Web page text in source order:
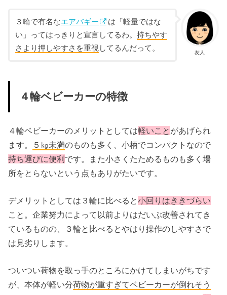
友人
３輪で有名なエアバギー
は「軽量ではな
い」ってはっきりと宣言してるわ。 持ちやす
さより押しやすさを重視してるんだって。
４輪ベビーカーの特徴
４輪ベビーカーのメリットとしては軽いこと があげられ
ます。
５ ㎏未満のものも多く、小柄でコンパクトなので
持ち運びに便利です。また小さくたためるものも多く場
所をとらないという点もありがたいです。
デメリットとしては３輪に比べると小回りはききづらい
こと。企業努力によって以前よりはだいぶ改善されてき
ているものの、３輪と比べるとやはり操作のしやすさで
は見劣りします。
ついつい荷物を取っ手のところにかけてしまいがちです
が、本体が軽い分荷物が重すぎてベビーカーが倒れそう